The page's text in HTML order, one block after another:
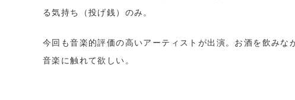
る気持ち（投げ銭）のみ。
今回も音楽的評価の高いアーティストが出演。お酒を飲みな
音楽に触れて欲しい。